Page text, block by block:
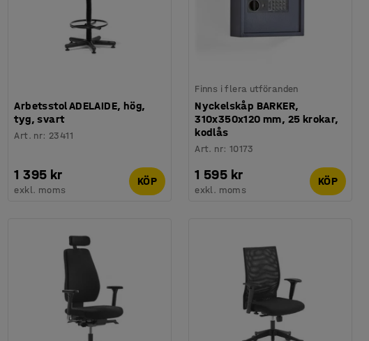
Arbetsstol ADELAIDE, hög,
tyg, svart
Art. nr: 23411
1 395 kr
exkl. moms
KÖP
Finns i flera utföranden
Nyckelskåp BARKER,
310x350x120 mm, 25 krokar,
kodlås
Art. nr: 10173
1 595 kr
exkl. moms
KÖP